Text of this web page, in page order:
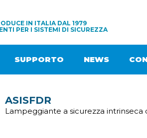
IN ITALIA DAL 1979
PER I SISTEMI DI SICUREZZA
SUPPORTO NEWS
ASISFDR
Lampeggiante a sicurezza intrinseca